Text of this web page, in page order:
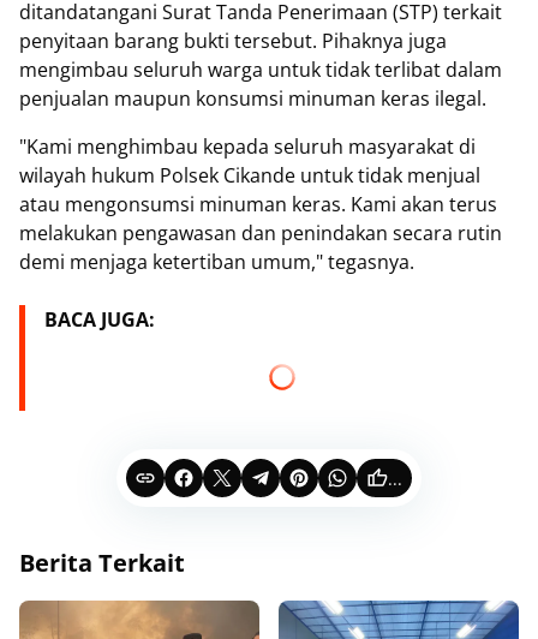
ditandatangani Surat Tanda Penerimaan (STP) terkait
penyitaan barang bukti tersebut. Pihaknya juga
mengimbau seluruh warga untuk tidak terlibat dalam
penjualan maupun konsumsi minuman keras ilegal.
"Kami menghimbau kepada seluruh masyarakat di
wilayah hukum Polsek Cikande untuk tidak menjual
atau mengonsumsi minuman keras. Kami akan terus
melakukan pengawasan dan penindakan secara rutin
demi menjaga ketertiban umum," tegasnya.
BACA JUGA:
...
Berita Terkait